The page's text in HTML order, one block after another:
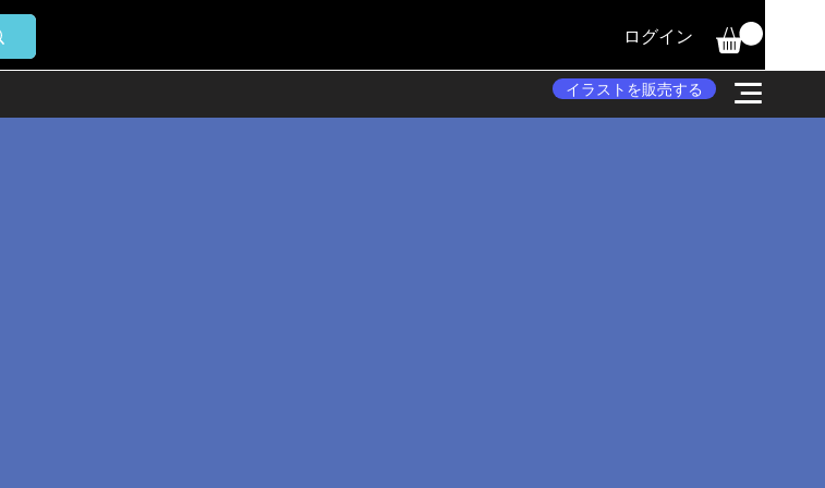
ログイン
イラストを販売する